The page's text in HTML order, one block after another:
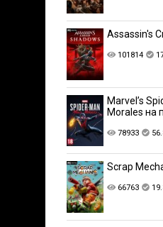
Assassin's
101814
Marvel’s
Morales на
78933
Scrap
66763